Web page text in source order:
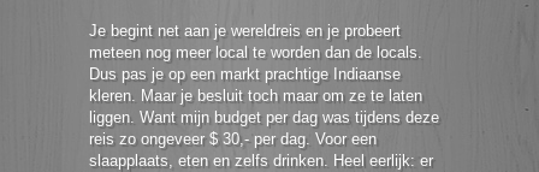
Je begint net aan je wereldreis en je probeert
meteen nog meer local te worden dan de locals.
Dus pas je op een markt prachtige Indiaanse
kleren. Maar je besluit toch maar om ze te laten
liggen. Want mijn budget per dag was tijdens deze
reis zo ongeveer $ 30,- per dag. Voor een
slaapplaats, eten en zelfs drinken. Heel eerlijk: er